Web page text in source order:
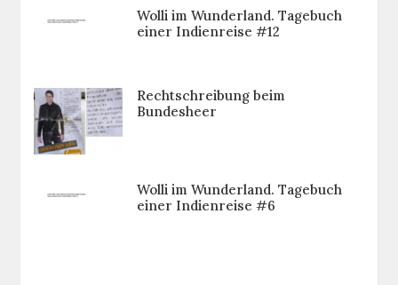
Wolli im Wunderland. Tagebuch
einer Indienreise #12
Rechtschreibung beim
Bundesheer
Wolli im Wunderland. Tagebuch
einer Indienreise #6